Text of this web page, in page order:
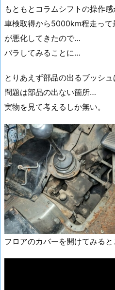
もともとコラムシフトの操作
車検取得から5000km程走っ
が悪化してきたので…
バラしてみることに…
とりあえず部品の出るブッシ
問題は部品の出ない箇所…
実物を見て考えるしか無い。
フロアのカバーを開けてみると